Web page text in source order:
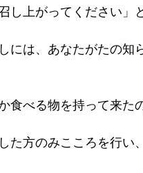
上がってください」
には、あなたがたの知
べる物を持って来た
た方のみこころを行い